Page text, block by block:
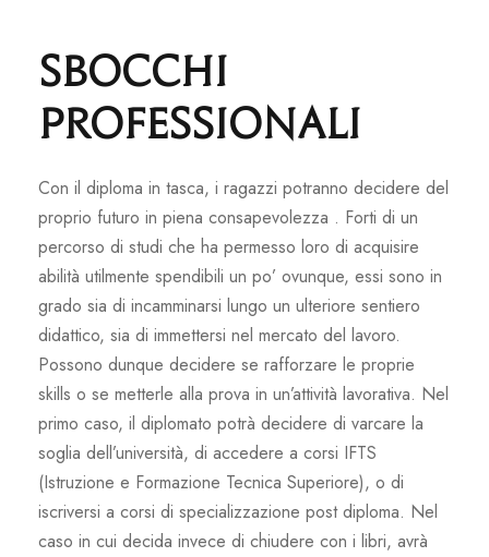
Sbocchi
professionali
Con il diploma in tasca, i ragazzi potranno decidere del
proprio futuro in piena consapevolezza . Forti di un
percorso di studi che ha permesso loro di acquisire
abilità utilmente spendibili un po’ ovunque, essi sono in
grado sia di incamminarsi lungo un ulteriore sentiero
didattico, sia di immettersi nel mercato del lavoro.
Possono dunque decidere se rafforzare le proprie
skills o se metterle alla prova in un’attività lavorativa. Nel
primo caso, il diplomato potrà decidere di varcare la
soglia dell’università, di accedere a corsi IFTS
(Istruzione e Formazione Tecnica Superiore), o di
iscriversi a corsi di specializzazione post diploma. Nel
caso in cui decida invece di chiudere con i libri, avrà